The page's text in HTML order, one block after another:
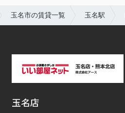
玉名市の賃貸一覧 玉名駅
玉名店